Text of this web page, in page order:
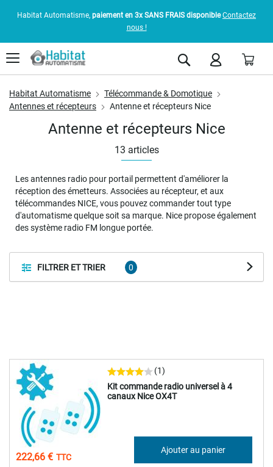
Habitat Automatisme, paiement en 3x SANS FRAIS disponible Contactez
nous !
Rechercher
Habitat Automatisme
Télécommande & Domotique
Antennes et récepteurs
Antenne et récepteurs Nice
FILTRER ET TRIER
13 articles
Antenne et récepteurs Nice
Les antennes radio pour portail permettent d'améliorer la
réception des émetteurs. Associées au récepteur, et aux
télécommandes NICE, vous pouvez commander tout type
d'automatisme quelque soit sa marque. Nice propose également
des système radio FM longue portée.
Kit commande radio universel à 4
canaux Nice OX4T
(1)
222,66 €
185,55 € Ajouter au panier